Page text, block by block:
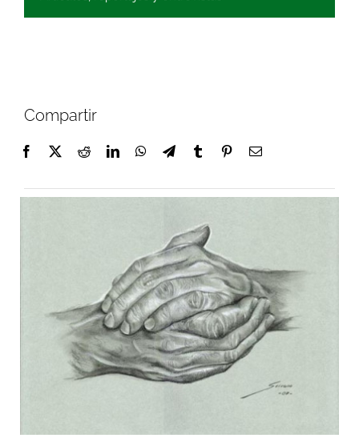
Compartir